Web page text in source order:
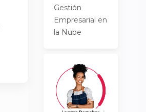
Gestión
Empresarial en
la Nube